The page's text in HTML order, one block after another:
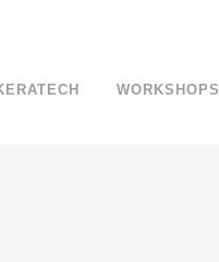
WORKSHOPS